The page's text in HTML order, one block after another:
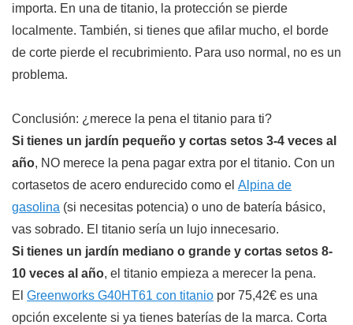
importa. En una de titanio, la protección se pierde
localmente. También, si tienes que afilar mucho, el borde
de corte pierde el recubrimiento. Para uso normal, no es un
problema.
Conclusión: ¿merece la pena el titanio para ti?
Si tienes un jardín pequeño y cortas setos 3-4 veces al
año, NO merece la pena pagar extra por el titanio. Con un
cortasetos de acero endurecido como el Alpina de
gasolina (si necesitas potencia) o uno de batería básico,
vas sobrado. El titanio sería un lujo innecesario.
Si tienes un jardín mediano o grande y cortas setos 8-
10 veces al año, el titanio empieza a merecer la pena.
El Greenworks G40HT61 con titanio por 75,42€ es una
opción excelente si ya tienes baterías de la marca. Corta